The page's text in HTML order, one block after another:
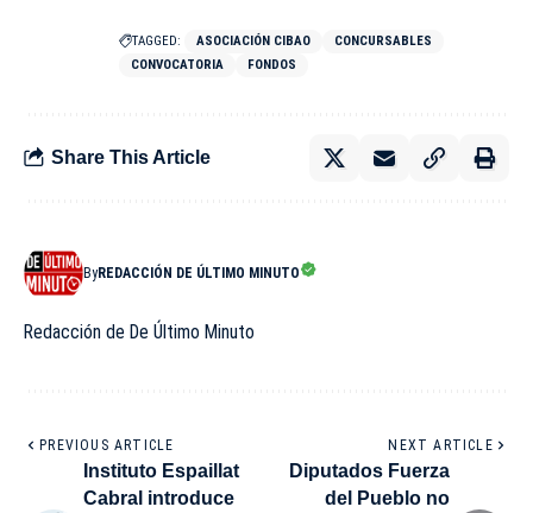
TAGGED: ASOCIACIÓN CIBAO
CONCURSABLES
CONVOCATORIA
FONDOS
Share This Article
ByREDACCIÓN DE ÚLTIMO MINUTO
Redacción de De Último Minuto
PREVIOUS ARTICLE
Instituto Espaillat
Cabral introduce
NEXT ARTICLE
Diputados Fuerza
del Pueblo no